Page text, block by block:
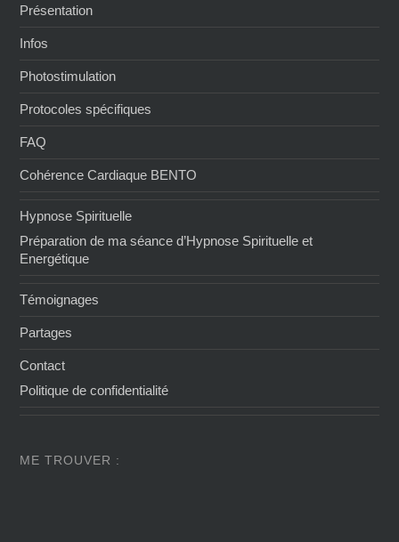
Présentation
Infos
Photostimulation
Protocoles spécifiques
FAQ
Cohérence Cardiaque BENTO
Hypnose Spirituelle
Préparation de ma séance d’Hypnose Spirituelle et
Energétique
Témoignages
Partages
Contact
Politique de confidentialité
ME TROUVER :